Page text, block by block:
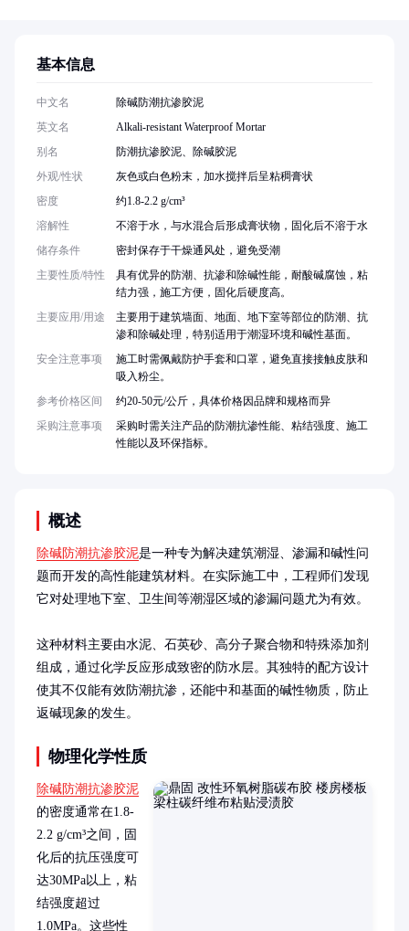
概述
除碱防潮抗渗胶泥是一种专为解决建筑潮湿、渗漏和碱性问
题而开发的高性能建筑材料。在实际施工中，工程师们发现
它对处理地下室、卫生间等潮湿区域的渗漏问题尤为有效。
这种材料主要由水泥、石英砂、高分子聚合物和特殊添加剂
组成，通过化学反应形成致密的防水层。其独特的配方设计
使其不仅能有效防潮抗渗，还能中和基面的碱性物质，防止
返碱现象的发生。
物理化学性质
除碱防潮抗渗胶泥
的密度通常在1.8-
2.2 g/cm³之间，固
化后的抗压强度可
达30MPa以上，粘
结强度超过
1.0MPa。这些性
基本信息
中文名
除碱防潮抗渗胶泥
英文名
Alkali-resistant Waterproof Mortar
别名
防潮抗渗胶泥、除碱胶泥
外观/性状
灰色或白色粉末，加水搅拌后呈粘稠膏状
密度
约1.8-2.2 g/cm³
溶解性
不溶于水，与水混合后形成膏状物，固化后不溶于水
储存条件
密封保存于干燥通风处，避免受潮
主要性质/特性
具有优异的防潮、抗渗和除碱性能，耐酸碱腐蚀，粘
结力强，施工方便，固化后硬度高。
主要应用/用途
主要用于建筑墙面、地面、地下室等部位的防潮、抗
渗和除碱处理，特别适用于潮湿环境和碱性基面。
安全注意事项
施工时需佩戴防护手套和口罩，避免直接接触皮肤和
吸入粉尘。
参考价格区间
约20-50元/公斤，具体价格因品牌和规格而异
采购注意事项
采购时需关注产品的防潮抗渗性能、粘结强度、施工
性能以及环保指标。